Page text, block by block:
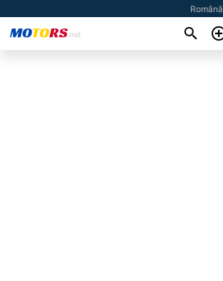
Română